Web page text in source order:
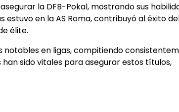
la DFB-Pokal, mostrando sus
en la AS Roma, contribuyó al éxito
élite.
notables en ligas, compitiendo
sido vitales para asegurar estos títulos,